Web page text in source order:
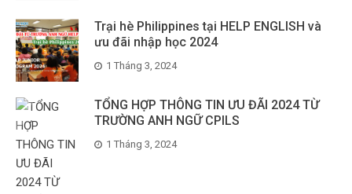
Trại hè Philippines tại HELP ENGLISH và
ưu đãi nhập học 2024
1 Tháng 3, 2024
TỔNG HỢP THÔNG TIN ƯU ĐÃI 2024 TỪ
TRƯỜNG ANH NGỮ CPILS
1 Tháng 3, 2024